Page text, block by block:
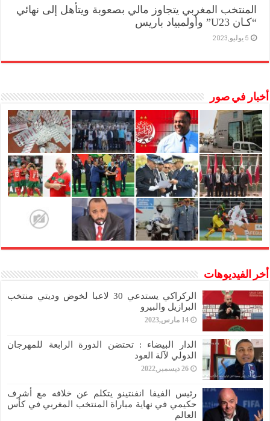
المنتخب المغربي يتجاوز مالي بصعوبة ويتأهل إلى نهائي
“كـان U23” وأولمبياد باريس
5 يوليو,2023
أخبار في صور
أخر الفيديوهات
الركراكي يستدعي 30 لاعبا لخوض وديتي منتخب
البرازيل والبيرو
14 مارس,2023
الدار البيضاء : تحتضن الدورة الرابعة للمهرجان
الدولي لآلة العود
26 ديسمبر,2022
رئيس الفيفا انفنتينو يتكلم عن خلافه مع أشرف
حكيمي في نهاية مباراة المنتخب المغربي في كأس
العالم